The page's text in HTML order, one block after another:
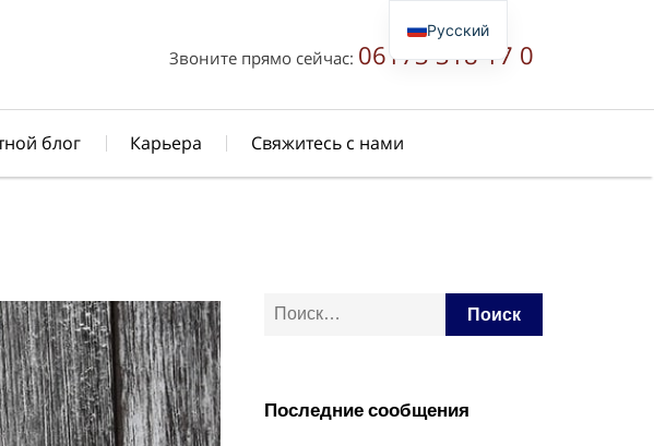
Звоните прямо сейчас: 06173 318 17 0
блог Карьера Свяжитесь с нами
Найти:
Последние сообщения
Русский
Deutsch